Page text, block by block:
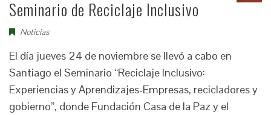
Seminario de Reciclaje Inclusivo
Noticias
El día jueves 24 de noviembre se llevó a cabo en
Santiago el Seminario “Reciclaje Inclusivo:
Experiencias y Aprendizajes-Empresas, recicladores y
gobierno”, donde Fundación Casa de la Paz y el